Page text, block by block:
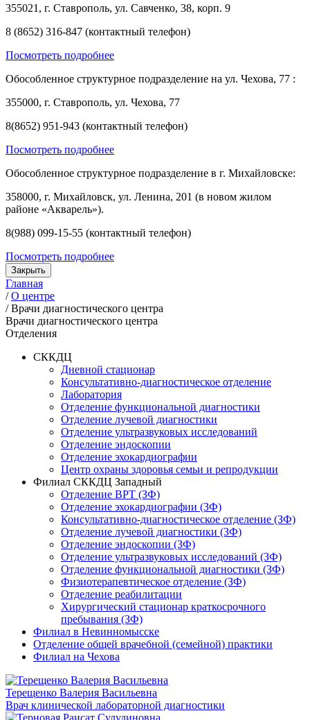
355021, г. Ставрополь, ул. Савченко, 38, корп. 9
8 (8652) 316-847 (контактный телефон)
Посмотреть подробнее
Обособленное структурное подразделение на ул. Чехова, 77 :
355000, г. Ставрополь, ул. Чехова, 77
8(8652) 951-943 (контактный телефон)
Посмотреть подробнее
Обособленное структурное подразделение в г. Михайловске:
358000, г. Михайловск, ул. Ленина, 201 (в новом жилом
районе «Акварель»).
8(988) 099-15-55 (контактный телефон)
Посмотреть подробнее
Закрыть
Главная
/ О центре
/ Врачи диагностического центра
Врачи диагностического центра
Отделения
СККДЦ
Дневной стационар
Консультативно-диагностическое отделение
Лаборатория
Отделение функциональной диагностики
Отделение лучевой диагностики
Отделение ультразвуковых исследований
Отделение эндоскопии
Отделение эхокардиографии
Центр охраны здоровья семьи и репродукции
Филиал СККДЦ Западный
Отделение ВРТ (ЗФ)
Отделение эхокардиографии (ЗФ)
Консультативно-диагностическое отделение (ЗФ)
Отделение лучевой диагностики (ЗФ)
Отделение эндоскопии (ЗФ)
Отделение ультразвуковых исследований (ЗФ)
Отделение функциональной диагностики (ЗФ)
Физиотерапевтическое отделение (ЗФ)
Отделение реабилитации
Хирургический стационар краткосрочного
пребывания (ЗФ)
Филиал в Невинномысске
Отделение общей врачебной (семейной) практики
Филиал на Чехова
Терещенко Валерия Васильевна
Врач клинической лабораторной диагностики